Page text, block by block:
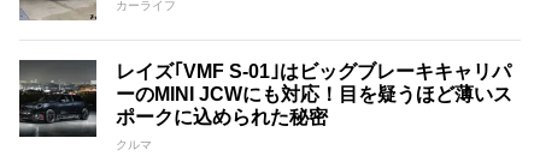
カーライフ
レイズ｢VMF S-01｣はビッグブレーキキャリパ
ーのMINI JCWにも対応！目を疑うほど薄いス
ポークに込められた秘密
クルマ